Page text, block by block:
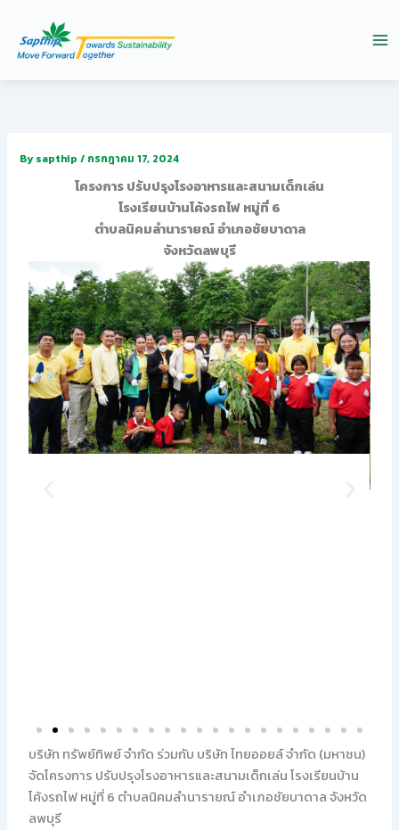
content
Bysapthip/ กรกฎาคม 17, 2024
โครงการ ปรับปรุงโรงอาหารและสนามเด็กเล่น
โรงเรียนบ้านโค้งรถไฟ หมู่ที่ 6
ตำบลนิคมลำนารายณ์ อำเภอชัยบาดาล
จังหวัดลพบุรี
บริษัท ทรัพย์ทิพย์ จำกัด ร่วมกับ บริษัท ไทยออยล์ จำกัด (มหาชน)
จัดโครงการ ปรับปรุงโรงอาหารและสนามเด็กเล่น โรงเรียนบ้าน
โค้งรถไฟ หมู่ที่ 6 ตำบลนิคมลำนารายณ์ อำเภอชัยบาดาล จังหวัด
ลพบุรี